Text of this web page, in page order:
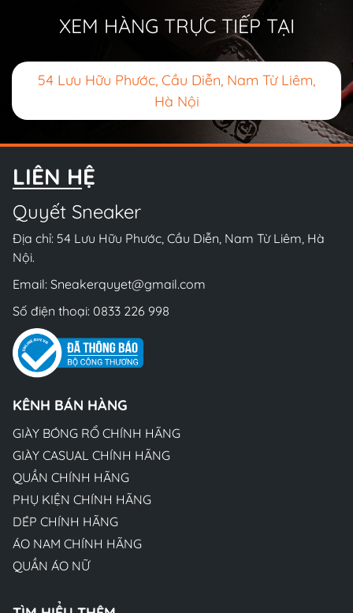
XEM HÀNG TRỰC TIẾP TẠI
54 Lưu Hữu Phước, Cầu Diễn, Nam Từ Liêm,
Hà Nội
LIÊN HỆ
Quyết Sneaker
Địa chỉ: 54 Lưu Hữu Phước, Cầu Diễn, Nam Từ Liêm, Hà
Nội.
Email: Sneakerquyet@gmail.com
Số điện thoại: 0833 226 998
KÊNH BÁN HÀNG
GIÀY BÓNG RỔ CHÍNH HÃNG
GIÀY CASUAL CHÍNH HÃNG
QUẦN CHÍNH HÃNG
PHỤ KIỆN CHÍNH HÃNG
DÉP CHÍNH HÃNG
ÁO NAM CHÍNH HÃNG
QUẦN ÁO NỮ